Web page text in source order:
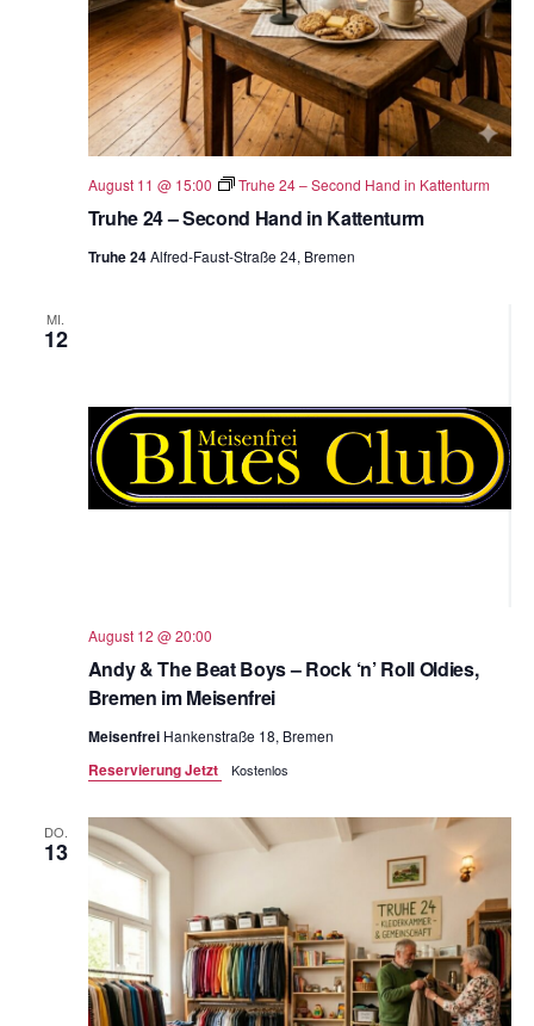
Truhe 24 – Second Hand in Kattenturm
August 11 @ 15:00 Truhe 24 – Second Hand in Kattenturm
Truhe 24Alfred-Faust-Straße 24, Bremen
MI.
12
Andy & The Beat Boys – Rock ‘n’ Roll Oldies,
Bremen im Meisenfrei
August 12 @ 20:00
Meisenfrei Hankenstraße 18, Bremen
Reservierung Jetzt Kostenlos
DO.
13